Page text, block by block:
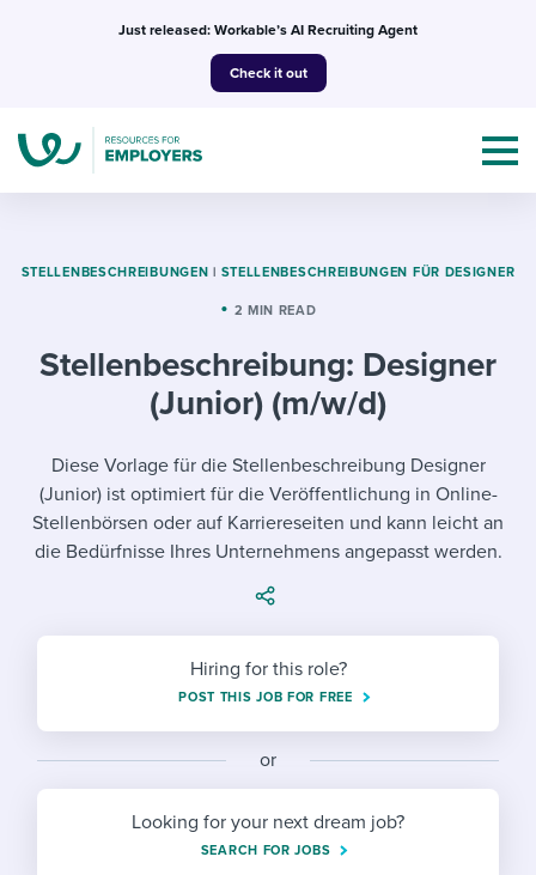
Just released: Workable’s AI Recruiting Agent
Check it out
Mobilizing AI in my work
Evaluating candidates
Working together with others
Developing & retaining people
Ensuring compliance
Finding and attracting people
Templates & Guides
I WANT...
Job description templates
Interview question templates
Onboarding checklists
Step-by-step tutorials
HR terms
I WANT TO LEARN ABOUT...
Applying for a job
Pay & benefits
Career development
Overall career resources
Attend webinars & events
Workable customer stories
Explore Workable
STELLENBESCHREIBUNGEN | STELLENBESCHREIBUNGEN FÜR DESIGNER
2 MIN READ
Stellenbeschreibung: Designer
(Junior) (m/w/d)
Diese Vorlage für die Stellenbeschreibung Designer
(Junior) ist optimiert für die Veröffentlichung in Online-
Stellenbörsen oder auf Karriereseiten und kann leicht an
die Bedürfnisse Ihres Unternehmens angepasst werden.
Hiring for this role?
POST THIS JOB FOR FREE
or
Looking for your next dream job?
SEARCH FOR JOBS